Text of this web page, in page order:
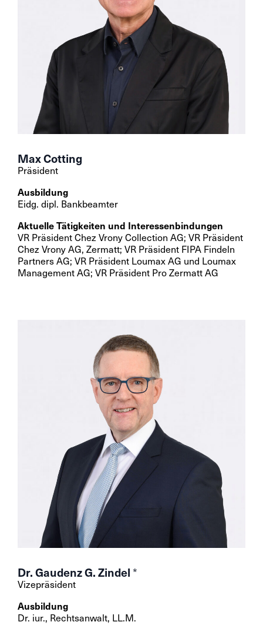
Max Cotting
Präsident
Ausbildung
Eidg. dipl. Bankbeamter
Aktuelle Tätigkeiten und Interessenbindungen
VR Präsident Chez Vrony Collection AG; VR Präsident
Chez Vrony AG, Zermatt; VR Präsident FIPA Findeln
Partners AG; VR Präsident Loumax AG und Loumax
Management AG; VR Präsident Pro Zermatt AG
Dr. Gaudenz G. Zindel*
Vizepräsident
Ausbildung
Dr. iur., Rechtsanwalt, LL.M.